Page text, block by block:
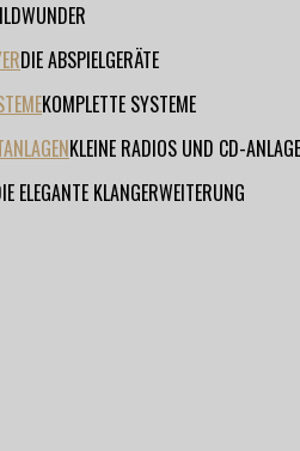
DIE ABSPIELGERÄTE
KOMPLETTE SYSTEME
KLEINE RADIOS UND CD-
ELEGANTE KLANGERWEITERUNG